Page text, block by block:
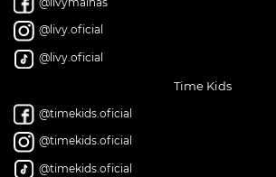
@livy.oficial
@livy.oficial
Time Kids
@timekids.oficial
@timekids.oficial
@timekids.oficial